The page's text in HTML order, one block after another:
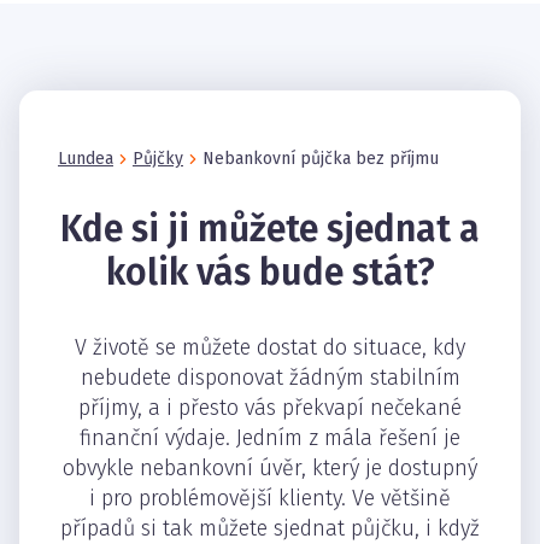
Lundea Půjčky Nebankovní půjčka bez příjmu
Kde si ji můžete sjednat a
kolik vás bude stát?
V životě se můžete dostat do situace, kdy
nebudete disponovat žádným stabilním
příjmy, a i přesto vás překvapí nečekané
finanční výdaje. Jedním z mála řešení je
obvykle nebankovní úvěr, který je dostupný
i pro problémovější klienty. Ve většině
případů si tak můžete sjednat půjčku, i když